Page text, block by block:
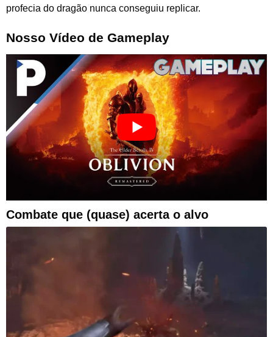
profecia do dragão nunca conseguiu replicar.
Nosso Vídeo de Gameplay
Combate que (quase) acerta o alvo